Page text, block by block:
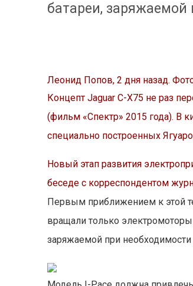
батареи, заряжаемой
Леонид Попов,2 дня назад.
Концепт Jaguar C-X75 не раз
(фильм «Спектр» 2015 года). В
специально построенных
Новый этап развития
беседе с корреспондентом
Первым приближением к этой
вращали только
заряжаемой при